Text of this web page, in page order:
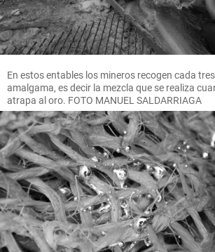
En estos entables los mineros recogen cada
amalgama, es decir la mezcla que se realiza
atrapa al oro. FOTO MANUEL SALDARRIAGA